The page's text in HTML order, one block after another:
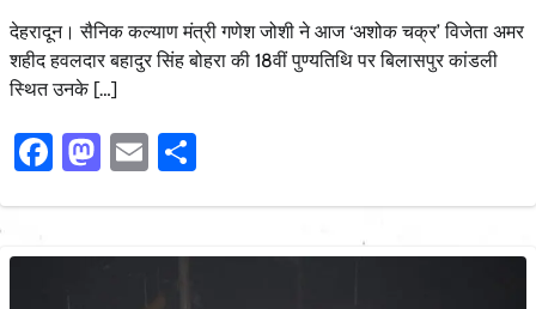
देहरादून। सैनिक कल्याण मंत्री गणेश जोशी ने आज ‘अशोक चक्र’ विजेता अमर
शहीद हवलदार बहादुर सिंह बोहरा की 18वीं पुण्यतिथि पर बिलासपुर कांडली
स्थित उनके […]
Facebook
Mastodon
Email